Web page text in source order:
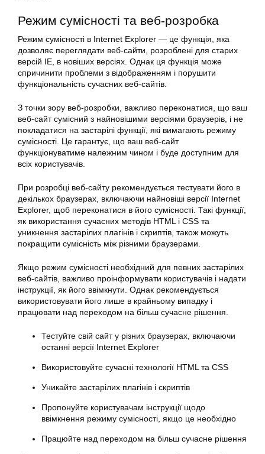
Режим сумісності та веб-розробка
Режим сумісності в Internet Explorer — це функція, яка
дозволяє переглядати веб-сайти, розроблені для старих
версій IE, в новіших версіях. Однак ця функція може
спричинити проблеми з відображенням і порушити
функціональність сучасних веб-сайтів.
З точки зору веб-розробки, важливо переконатися, що ваш
веб-сайт сумісний з найновішими версіями браузерів, і не
покладатися на застарілі функції, які вимагають режиму
сумісності. Це гарантує, що ваш веб-сайт
функціонуватиме належним чином і буде доступним для
всіх користувачів.
При розробці веб-сайту рекомендується тестувати його в
декількох браузерах, включаючи найновіші версії Internet
Explorer, щоб переконатися в його сумісності. Такі функції,
як використання сучасних методів HTML і CSS та
уникнення застарілих плагінів і скриптів, також можуть
покращити сумісність між різними браузерами.
Якщо режим сумісності необхідний для певних застарілих
веб-сайтів, важливо проінформувати користувачів і надати
інструкції, як його ввімкнути. Однак рекомендується
використовувати його лише в крайньому випадку і
працювати над переходом на більш сучасне рішення.
Тестуйте свій сайт у різних браузерах, включаючи
останні версії Internet Explorer
Використовуйте сучасні технології HTML та CSS
Уникайте застарілих плагінів і скриптів
Пропонуйте користувачам інструкції щодо
ввімкнення режиму сумісності, якщо це необхідно
Працюйте над переходом на більш сучасне рішення